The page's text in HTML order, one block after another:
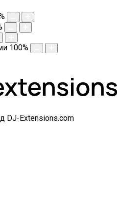
100%
DJ-Extensions.com